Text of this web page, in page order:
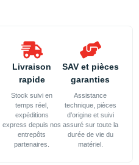
Livraison
rapide
Stock suivi en
temps réel,
expéditions
express depuis nos
entrepôts
partenaires.
SAV et pièces
garanties
Assistance
technique, pièces
d’origine et suivi
assuré sur toute la
durée de vie du
matériel.